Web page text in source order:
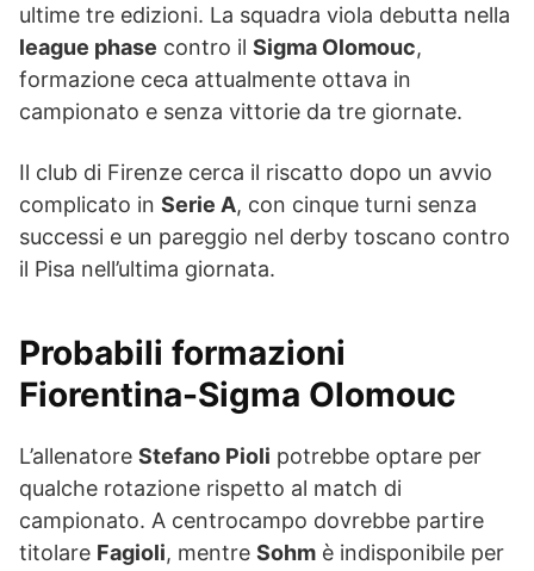
ultime tre edizioni. La squadra viola debutta nella
league phase contro il Sigma Olomouc,
formazione ceca attualmente ottava in
campionato e senza vittorie da tre giornate.
Il club di Firenze cerca il riscatto dopo un avvio
complicato in Serie A, con cinque turni senza
successi e un pareggio nel derby toscano contro
il Pisa nell’ultima giornata.
Probabili formazioni
Fiorentina-Sigma Olomouc
L’allenatore Stefano Pioli potrebbe optare per
qualche rotazione rispetto al match di
campionato. A centrocampo dovrebbe partire
titolare Fagioli, mentre Sohm è indisponibile per